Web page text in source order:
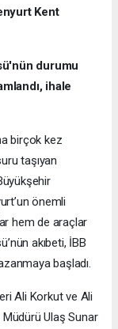
Kent
durumu
ihale
birçok kez
taşıyan
önemli
hem de araçlar
akıbeti, İBB
başladı.
Ali Korkut ve Ali
Ulaş Sunar